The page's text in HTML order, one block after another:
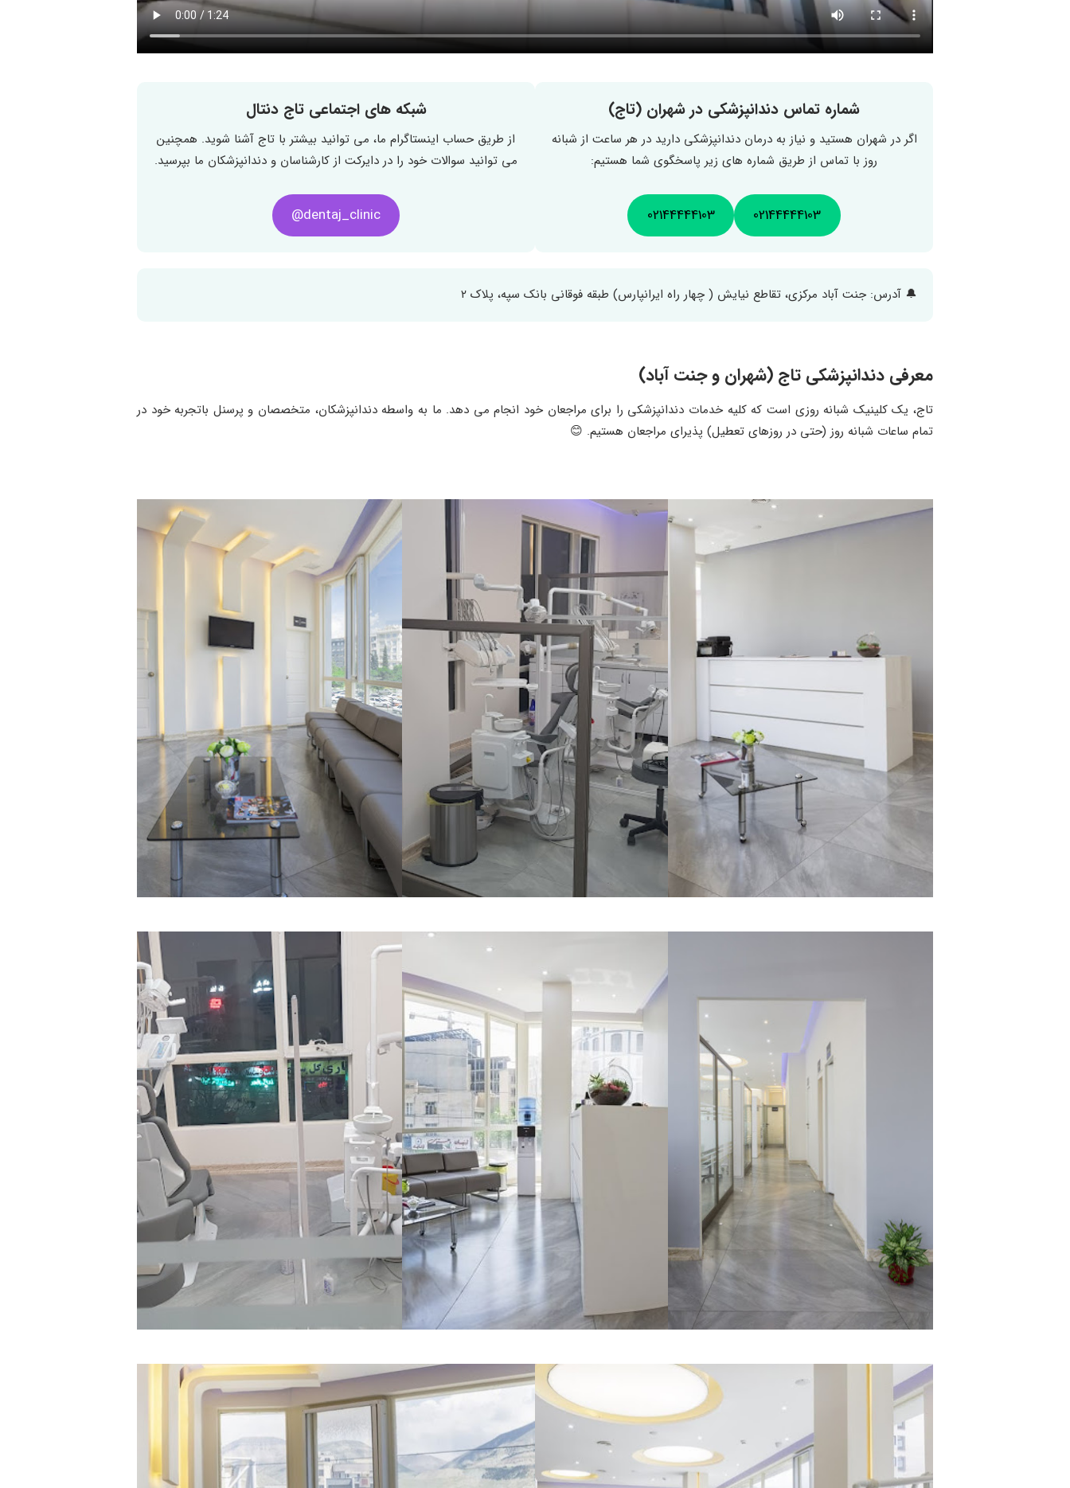
شماره تماس دندانپزشکی در شهران (تاج)
اگر در شهران هستید و نیاز به درمان دندانپزشکی دارید در هر ساعت از شبانه
روز با تماس از طریق شماره های زیر پاسخگوی شما هستیم:
02144444103
02144444103
شبکه های اجتماعی تاج دنتال
از طریق حساب اینستاگرام ما، می توانید بیشتر با تاج آشنا شوید. همچنین
می توانید سوالات خود را در دایرکت از کارشناسان و دندانپزشکان ما بپرسید.
dentaj_clinic@
🔔 آدرس: جنت آباد مرکزی، تقاطع نیایش ( چهار راه ایرانپارس) طبقه فوقانی بانک سپه، پلاک ۲
معرفی دندانپزشکی تاج (شهران و جنت آباد)
تاج، یک کلینیک شبانه روزی است که کلیه خدمات دندانپزشکی را برای مراجعان خود انجام می دهد. ما به واسطه دندانپزشکان، متخصصان و پرسنل باتجربه خود در
تمام ساعات شبانه روز (حتی در روزهای تعطیل) پذیرای مراجعان هستیم. 😊